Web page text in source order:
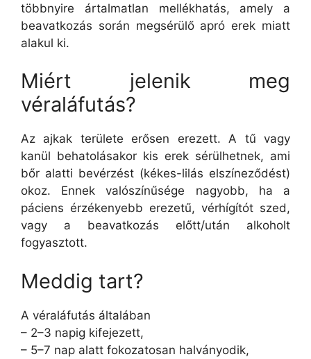
többnyire ártalmatlan mellékhatás, amely a
beavatkozás során megsérülő apró erek miatt
alakul ki.
Miért jelenik meg
véraláfutás?
Az ajkak területe erősen erezett. A tű vagy
kanül behatolásakor kis erek sérülhetnek, ami
bőr alatti bevérzést (kékes-lilás elszíneződést)
okoz. Ennek valószínűsége nagyobb, ha a
páciens érzékenyebb erezetű, vérhígítót szed,
vagy a beavatkozás előtt/után alkoholt
fogyasztott.
Meddig tart?
A véraláfutás általában
– 2–3 napig kifejezett,
– 5–7 nap alatt fokozatosan halványodik,